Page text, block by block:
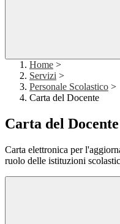
Home >
Servizi >
Personale Scolastico >
Carta del Docente
Carta del Docente
Carta elettronica per
ruolo delle istituzioni